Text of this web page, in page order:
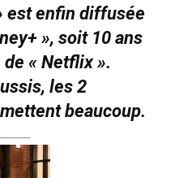
est enfin diffusée
», soit 10 ans
« Netflix ».
les 2
beaucoup.